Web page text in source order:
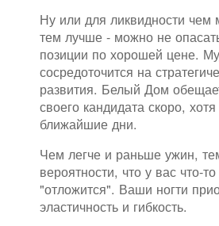
Ну или для ликвидности чем
тем лучше - можно не
позиции по хорошей цене.
сосредоточится на
развития. Белый Дом
своего кандидата скоро,
ближайшие дни.
Чем легче и раньше ужин,
вероятности, что у вас что-
"отложится". Ваши ногти
эластичность и гибкость.